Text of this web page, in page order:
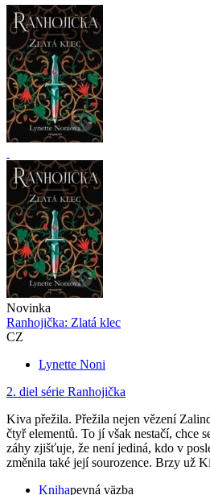
Novinka
Ranhojička: Zlatá klec
CZ
Lynette Noni
2. diel série Ranhojička
Kiva přežila. Přežila nejen vězení
čtyř elementů. To jí však nestačí, chce
záhy zjišťuje, že není jediná, kdo v
změnila také její sourozence. Brzy už
Knihapevná väzba